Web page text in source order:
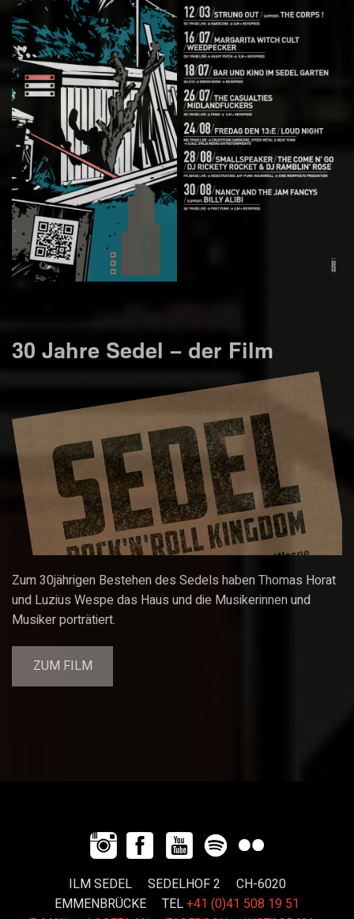
30 Jahre Sedel – der Film
Zum 30jährigen Bestehen des Sedels haben Thomas Horat
und Luzius Wespe das Haus und die Musikerinnen und
Musiker porträtiert.
ZUM FILM
ILM SEDEL SEDELHOF 2 CH-6020
EMMENBRÜCKE TEL+41 (0)41 508 19 51